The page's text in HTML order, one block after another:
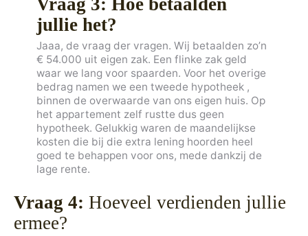
Vraag 3: Hoe betaalden
jullie het?
Jaaa, de vraag der vragen. Wij betaalden zo’n
€ 54.000 uit eigen zak. Een flinke zak geld
waar we lang voor spaarden. Voor het overige
bedrag namen we een tweede hypotheek ,
binnen de overwaarde van ons eigen huis. Op
het appartement zelf rustte dus geen
hypotheek. Gelukkig waren de maandelijkse
kosten die bij die extra lening hoorden heel
goed te behappen voor ons, mede dankzij de
lage rente.
Vraag 4: Hoeveel verdienden jullie
ermee?